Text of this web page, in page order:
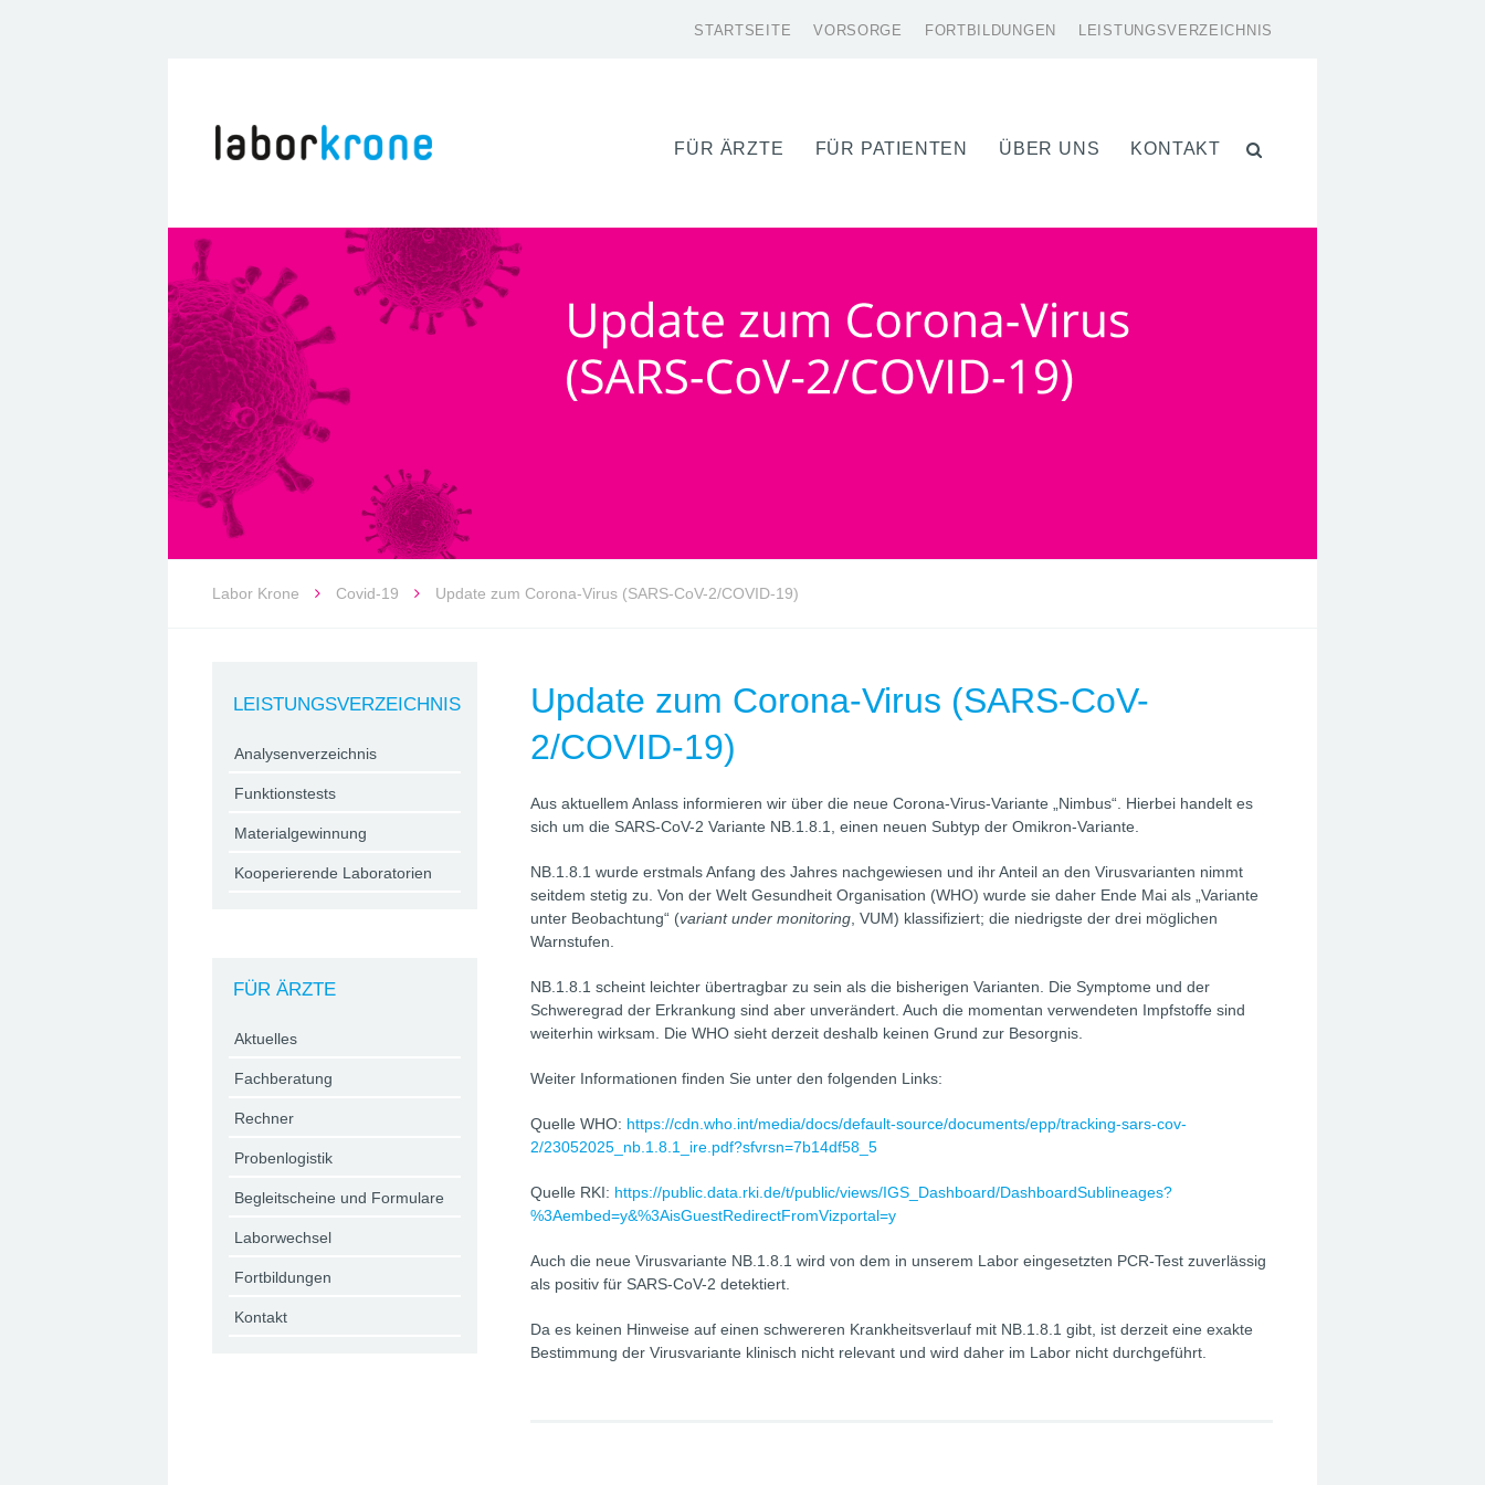
STARTSEITE VORSORGE FORTBILDUNGEN LEISTUNGSVERZEICHNIS
FÜR ÄRZTE FÜR PATIENTEN ÜBER UNS KONTAKT
Labor Krone Covid-19 Update zum Corona-Virus (SARS-CoV-2/COVID-19)
Update zum Corona-Virus (SARS-CoV-
2/COVID-19)
Aus aktuellem Anlass informieren wir über die neue Corona-Virus-Variante „Nimbus“. Hierbei handelt es
sich um die SARS-CoV-2 Variante NB.1.8.1, einen neuen Subtyp der Omikron-Variante.
NB.1.8.1 wurde erstmals Anfang des Jahres nachgewiesen und ihr Anteil an den Virusvarianten nimmt
seitdem stetig zu. Von der Welt Gesundheit Organisation (WHO) wurde sie daher Ende Mai als „Variante
unter Beobachtung“ (variant under monitoring , VUM) klassifiziert; die niedrigste der drei möglichen
Warnstufen.
NB.1.8.1 scheint leichter übertragbar zu sein als die bisherigen Varianten. Die Symptome und der
Schweregrad der Erkrankung sind aber unverändert. Auch die momentan verwendeten Impfstoffe sind
weiterhin wirksam. Die WHO sieht derzeit deshalb keinen Grund zur Besorgnis.
Weiter Informationen finden Sie unter den folgenden Links:
Quelle WHO: https://cdn.who.int/media/docs/default-source/documents/epp/tracking-sars-cov-
2/23052025_nb.1.8.1_ire.pdf?sfvrsn=7b14df58_5
Quelle RKI: https://public.data.rki.de/t/public/views/IGS_Dashboard/DashboardSublineages?
%3Aembed=y&%3AisGuestRedirectFromVizportal=y
Auch die neue Virusvariante NB.1.8.1 wird von dem in unserem Labor eingesetzten PCR-Test zuverlässig
als positiv für SARS-CoV-2 detektiert.
Da es keinen Hinweise auf einen schwereren Krankheitsverlauf mit NB.1.8.1 gibt, ist derzeit eine exakte
Bestimmung der Virusvariante klinisch nicht relevant und wird daher im Labor nicht durchgeführt.
LEISTUNGSVERZEICHNIS
Analysenverzeichnis
Funktionstests
Materialgewinnung
Kooperierende Laboratorien
FÜR ÄRZTE
Aktuelles
Fachberatung
Rechner
Probenlogistik
Begleitscheine und Formulare
Laborwechsel
Fortbildungen
Kontakt